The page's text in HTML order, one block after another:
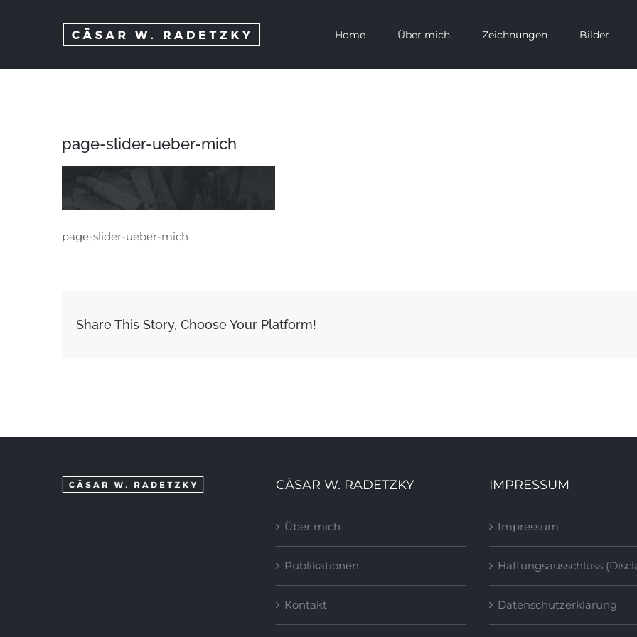
Home Über mich Zeichnungen Bilder
page-slider-ueber-mich
page-slider-ueber-mich
Share This Story, Choose Your Platform!
CÄSAR W. RADETZKY
Über mich
Publikationen
Kontakt
IMPRESSUM
Impressum
Haftungsausschluss
Datenschutzerklärung